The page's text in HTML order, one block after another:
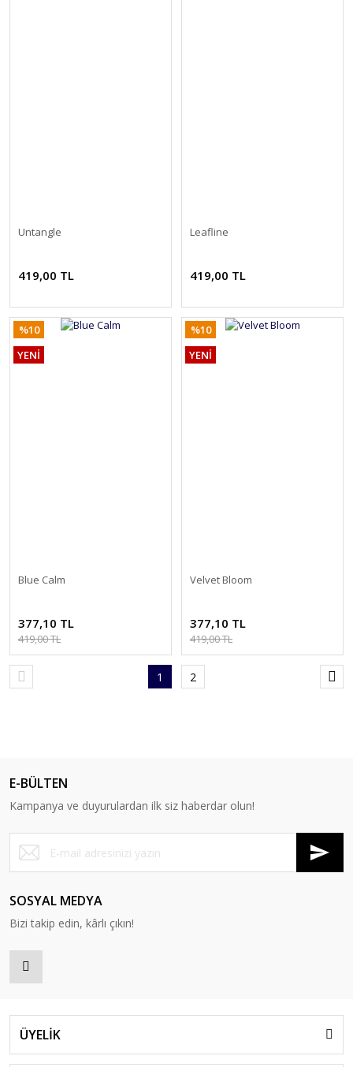
Untangle
419,00 TL
Leafline
419,00 TL
%10
YENİ
Blue Calm
377,10 TL
419,00 TL
%10
YENİ
Velvet Bloom
377,10 TL
419,00 TL
1 2
E-BÜLTEN
Kampanya ve duyurulardan ilk siz haberdar olun!
SOSYAL MEDYA
Bizi takip edin, kârlı çıkın!
ÜYELİK